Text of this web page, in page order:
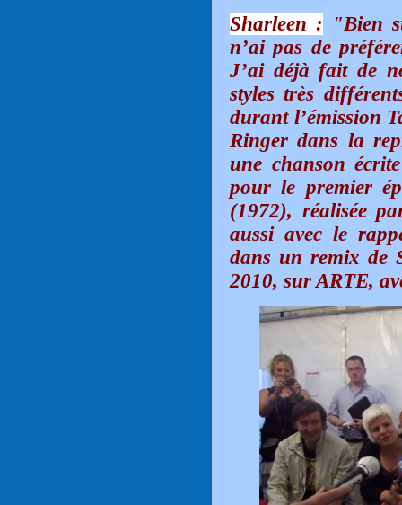
Sharleen : "Bien
n’ai pas de
J’ai déjà fait de
styles très
durant l’émission
Ringer dans la
une chanson
pour le premier
(1972), réalisée
aussi avec le
dans un remix de
2010, sur ARTE,